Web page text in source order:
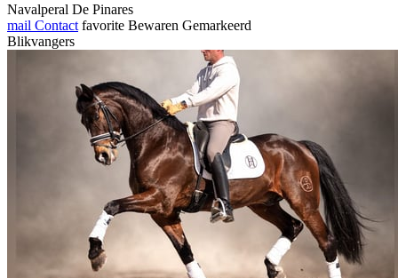
Navalperal De Pinares
mail Contact favorite Bewaren Gemarkeerd
Blikvangers